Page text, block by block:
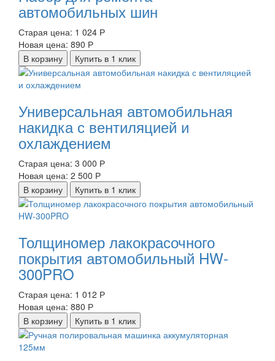
автомобильных шин
Старая цена: 1 024 Р
Новая цена: 890 Р
В корзину
Купить в 1 клик
Универсальная автомобильная
накидка с вентиляцией и
охлаждением
Старая цена: 3 000 Р
Новая цена: 2 500 Р
В корзину
Купить в 1 клик
Толщиномер лакокрасочного
покрытия автомобильный HW-
300PRO
Старая цена: 1 012 Р
Новая цена: 880 Р
В корзину
Купить в 1 клик